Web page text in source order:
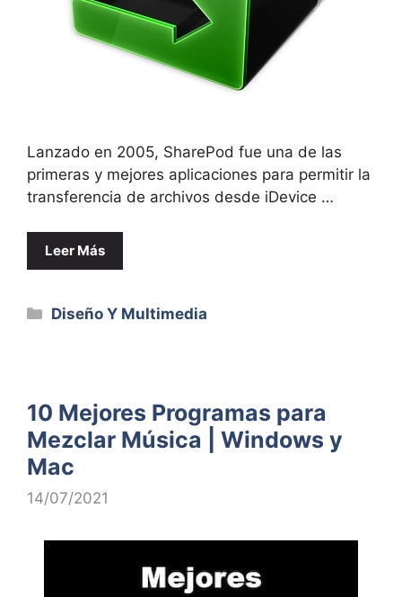
Lanzado en 2005, SharePod fue una de las
primeras y mejores aplicaciones para permitir la
transferencia de archivos desde iDevice …
Leer Más
Categorías
Diseño Y Multimedia
10 Mejores Programas para
Mezclar Música | Windows y
Mac
14/07/2021